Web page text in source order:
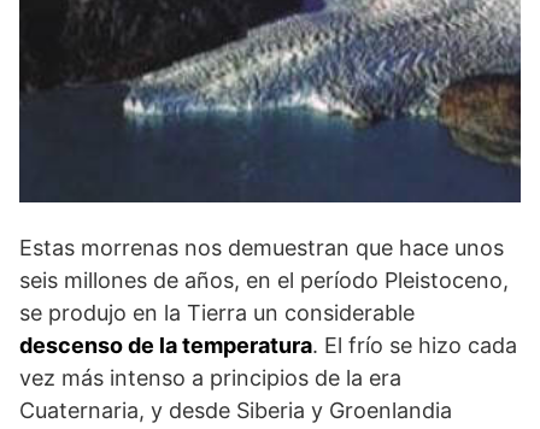
Estas morrenas nos demuestran que hace unos
seis millones de años, en el período Pleistoceno,
se produjo en la Tierra un considerable
descenso de la temperatura. El frío se hizo cada
vez más intenso a principios de la era
Cuaternaria, y desde Siberia y Groenlandia